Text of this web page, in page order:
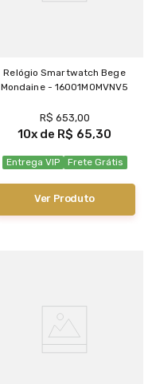
Relógio Smartwatch Bege
Mondaine - 16001M0MVNV5
R$ 653,00
10 R$ 65,30
Entrega VIP Frete Grátis
Ver Produto